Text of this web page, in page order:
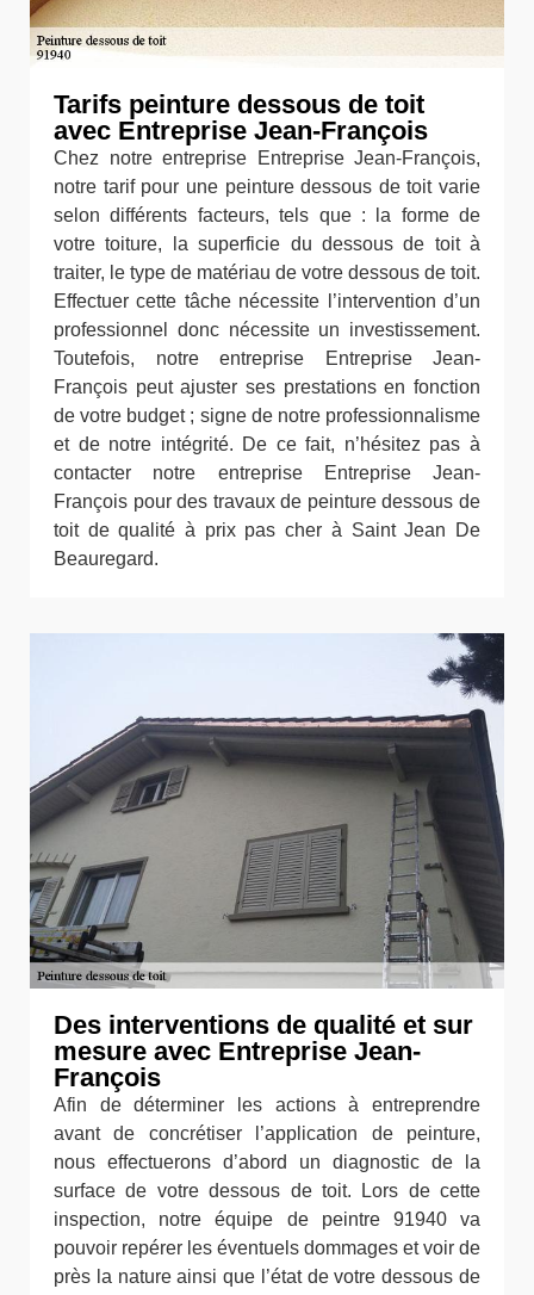
Tarifs peinture dessous de toit
avec Entreprise Jean-François
Chez notre entreprise Entreprise Jean-François,
notre tarif pour une peinture dessous de toit varie
selon différents facteurs, tels que : la forme de
votre toiture, la superficie du dessous de toit à
traiter, le type de matériau de votre dessous de toit.
Effectuer cette tâche nécessite l’intervention d’un
professionnel donc nécessite un investissement.
Toutefois, notre entreprise Entreprise Jean-
François peut ajuster ses prestations en fonction
de votre budget ; signe de notre professionnalisme
et de notre intégrité. De ce fait, n’hésitez pas à
contacter notre entreprise Entreprise Jean-
François pour des travaux de peinture dessous de
toit de qualité à prix pas cher à Saint Jean De
Beauregard.
Des interventions de qualité et sur
mesure avec Entreprise Jean-
François
Afin de déterminer les actions à entreprendre
avant de concrétiser l’application de peinture,
nous effectuerons d’abord un diagnostic de la
surface de votre dessous de toit. Lors de cette
inspection, notre équipe de peintre 91940 va
pouvoir repérer les éventuels dommages et voir de
près la nature ainsi que l’état de votre dessous de